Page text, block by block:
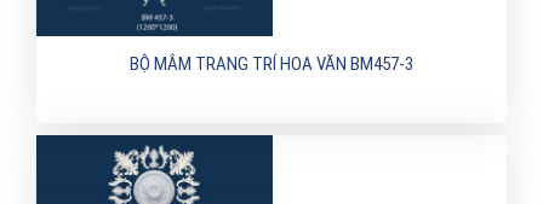
BỘ MÂM TRANG TRÍ HOA VĂN BM457-3